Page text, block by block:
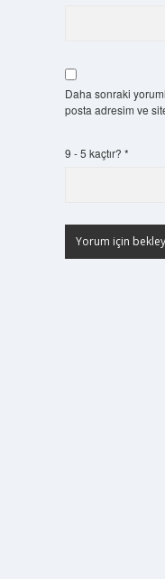
Daha sonraki
posta adresim ve
9 - 5 kaçtır? *